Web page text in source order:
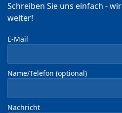
Schreiben Sie uns einfach -
weiter!
E-Mail
Name/Telefon (optional)
Nachricht